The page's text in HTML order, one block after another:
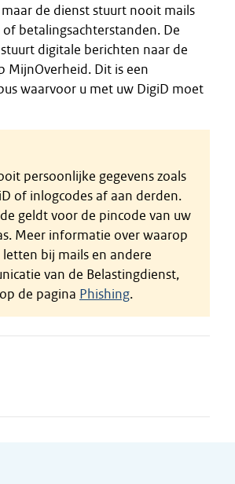
de dienst stuurt nooit mails
betalingsachterstanden. De
digitale berichten naar de
MijnOverheid. Dit is een
waarvoor u met uw DigiD moet
persoonlijke gegevens zoals
of inlogcodes af aan derden.
geldt voor de pincode van uw
Meer informatie over waarop
bij mails en andere
van de Belastingdienst,
de pagina Phishing.